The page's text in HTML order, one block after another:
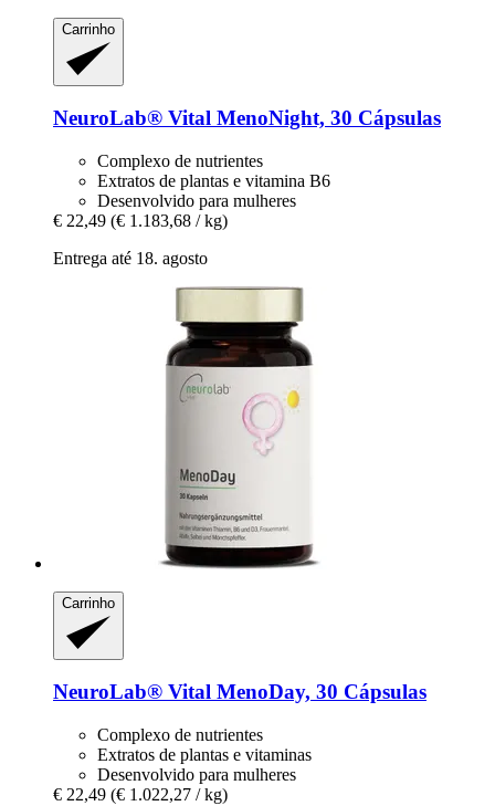
Carrinho
NeuroLab® Vital MenoNight, 30 Cápsulas
Complexo de nutrientes
Extratos de plantas e vitamina B6
Desenvolvido para mulheres
€ 22,49 (€ 1.183,68 / kg)
Entrega até 18. agosto
Carrinho
NeuroLab® Vital MenoDay, 30 Cápsulas
Complexo de nutrientes
Extratos de plantas e vitaminas
Desenvolvido para mulheres
€ 22,49 (€ 1.022,27 / kg)